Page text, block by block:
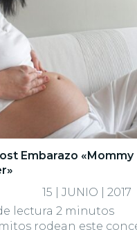
Embarazo «Mommy
15 | JUNIO | 2017
lectura 2 minutos
rodean este